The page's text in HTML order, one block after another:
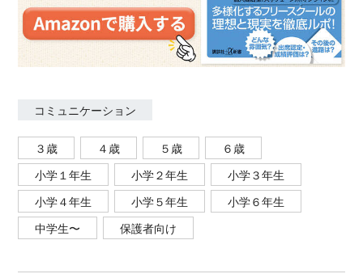
コミュニケーション
３歳 ４歳 ５歳
６歳
小学１年生
小学２年生
小学３年生
小学４年生
小学５年生
小学６年生
中学生〜
保護者向け